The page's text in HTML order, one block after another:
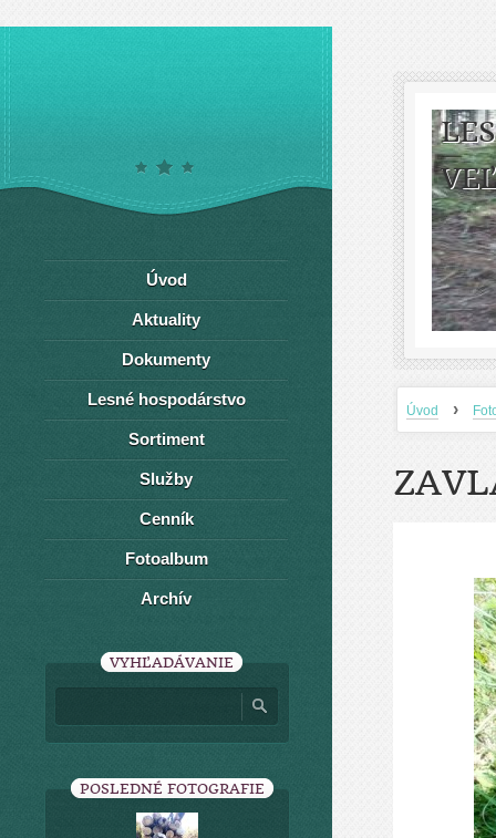
Úvod ›
Úvod
Aktuality
Dokumenty
Lesné hospodárstvo
Sortiment
Služby
Cenník
Fotoalbum
Archív
VYHĽADÁVANIE
POSLEDNÉ FOTOGRAFIE